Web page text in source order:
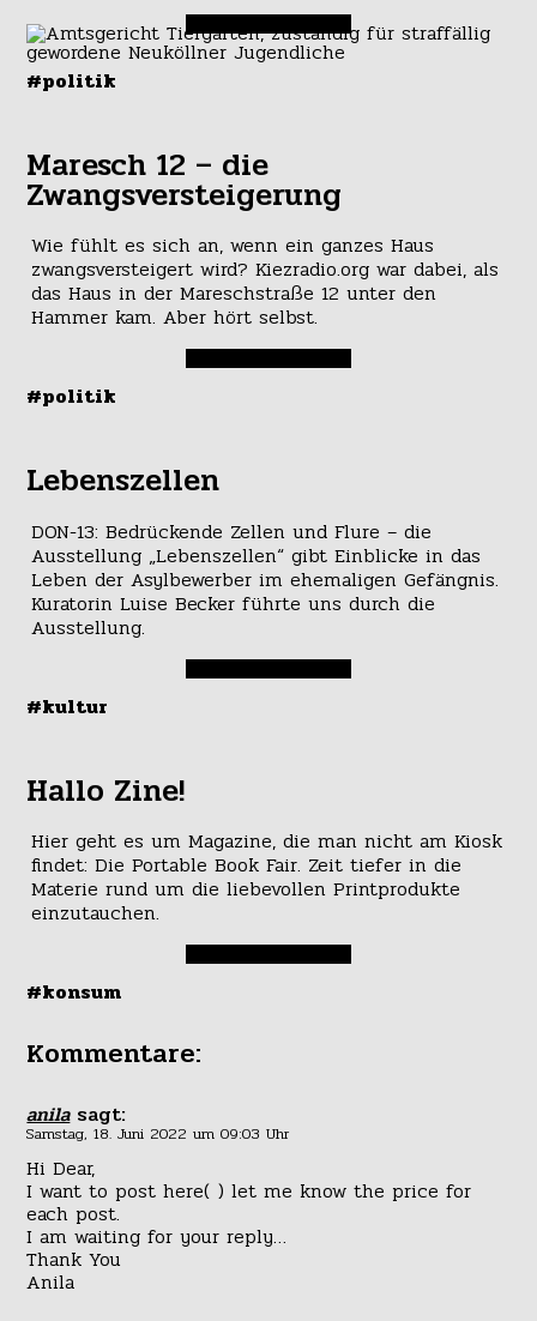
#politik
Maresch 12 – die
Zwangsversteigerung
Wie fühlt es sich an, wenn ein ganzes Haus
zwangsversteigert wird? Kiezradio.org war dabei, als
das Haus in der Mareschstraße 12 unter den
Hammer kam. Aber hört selbst.
#politik
Lebenszellen
DON-13: Bedrückende Zellen und Flure – die
Ausstellung „Lebenszellen“ gibt Einblicke in das
Leben der Asylbewerber im ehemaligen Gefängnis.
Kuratorin Luise Becker führte uns durch die
Ausstellung.
#kultur
Hallo Zine!
Hier geht es um Magazine, die man nicht am Kiosk
findet: Die Portable Book Fair. Zeit tiefer in die
Materie rund um die liebevollen Printprodukte
einzutauchen.
#konsum
Kommentare:
anila sagt:
Samstag, 18. Juni 2022 um 09:03 Uhr
Hi Dear,
I want to post here( ) let me know the price for
each post.
I am waiting for your reply…
Thank You
Anila